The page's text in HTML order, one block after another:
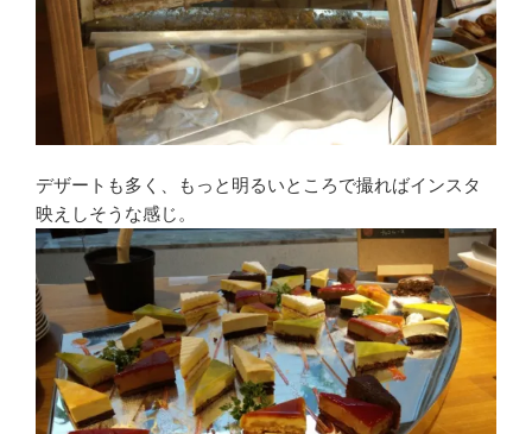
デザートも多く、もっと明るいところで撮ればインスタ
映えしそうな感じ。